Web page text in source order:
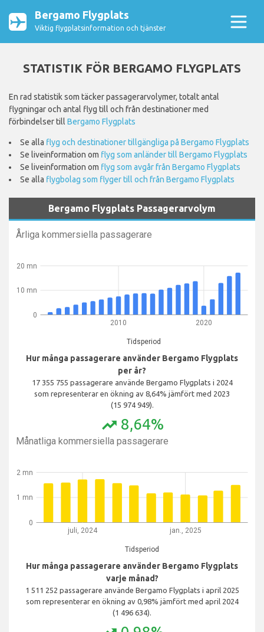
Bergamo Flygplats
Viktig flygplatsinformation och tjänster
STATISTIK FÖR BERGAMO FLYGPLATS
En rad statistik som täcker passagerarvolymer, totalt antal
flygningar och antal flyg till och från destinationer med
förbindelser till Bergamo Flygplats
Se alla flyg och destinationer tillgängliga på Bergamo Flygplats
Se liveinformation om flyg som anländer till Bergamo Flygplats
Se liveinformation om flyg som avgår från Bergamo Flygplats
Se alla flygbolag som flyger till och från Bergamo Flygplats
Bergamo Flygplats Passagerarvolym
Årliga kommersiella passagerare
2010 2020
Tidsperiod
0
10 mn
20 mn
Hur många passagerare använder Bergamo Flygplats
per år?
17 355 755 passagerare använde Bergamo Flygplats i 2024
som representerar en ökning av 8,64% jämfört med 2023
(15 974 949).
trending_up 8,64%
Månatliga kommersiella passagerare
juli, 2024 jan., 2025
Tidsperiod
0
1 mn
2 mn
Hur många passagerare använder Bergamo Flygplats
varje månad?
1 511 252 passagerare använde Bergamo Flygplats i april 2025
som representerar en ökning av 0,98% jämfört med april 2024
(1 496 634).